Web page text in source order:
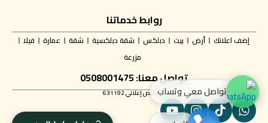
روابط خدماتنا
إضف اعلانك أرض بيت دبلكس شقة دبلكسية شقة عمارة
فيلا
مزرعة
تواصل معنا: 0508001475
✅ ترخيص إعلاني 631192تواصل معي وتساب